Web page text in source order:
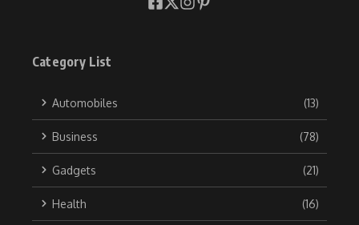
Category List
Automobiles (13)
Business (78)
Gadgets (21)
Health (16)